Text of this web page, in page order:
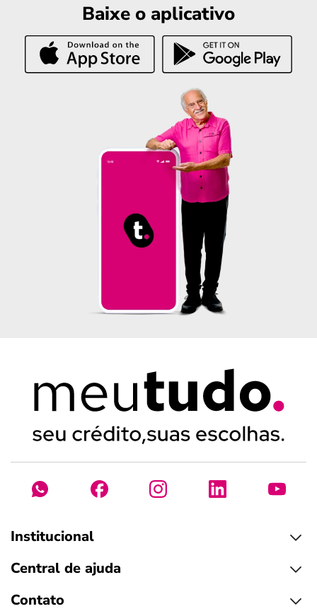
Baixe o aplicativo
Institucional
Central de ajuda
Contato